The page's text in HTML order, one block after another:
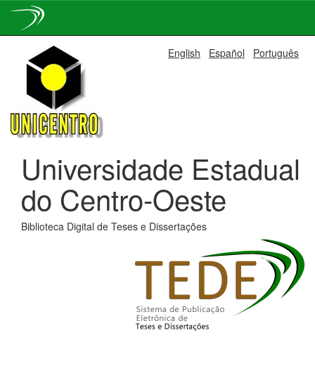
navigation
English Español Português
Universidade Estadual
do Centro-Oeste
Biblioteca Digital de Teses e Dissertações